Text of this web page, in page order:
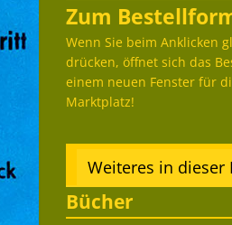
Zum
Wenn Sie beim Anklicken
drücken, öffnet sich das
einem neuen Fenster für
Marktplatz!
Weiteres in dieser
Bücher